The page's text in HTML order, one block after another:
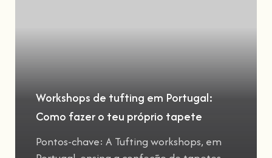
Workshops de tufting em Portugal:
Como fazer o teu próprio tapete
Pontos-chave: A Tufting workshops, em